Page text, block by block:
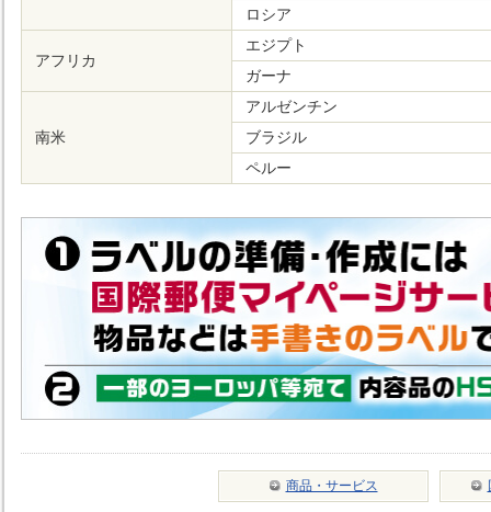
ロシア
アフリカ
エジプト
ガーナ
南米
アルゼンチン
ブラジル
ペルー
商品・サービス